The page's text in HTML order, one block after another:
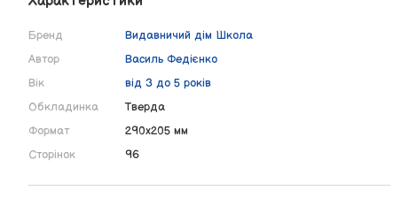
Бренд
Видавничий дім Школа
Автор
Василь Федієнко
Вік
від 3 до 5 років
Обкладинка
Тверда
Формат
290х205 мм
Сторінок
96